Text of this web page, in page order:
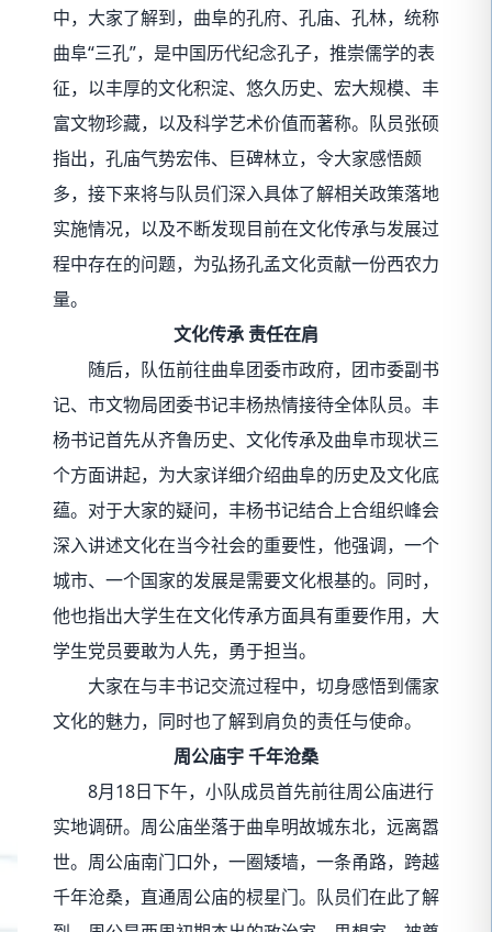
中，大家了解到，曲阜的孔府、孔庙、孔林，统称
曲阜“三孔”，是中国历代纪念孔子，推崇儒学的表
征，以丰厚的文化积淀、悠久历史、宏大规模、丰
富文物珍藏，以及科学艺术价值而著称。队员张硕
指出，孔庙气势宏伟、巨碑林立，令大家感悟颇
多，接下来将与队员们深入具体了解相关政策落地
实施情况，以及不断发现目前在文化传承与发展过
程中存在的问题，为弘扬孔孟文化贡献一份西农力
量。
文化传承 责任在肩
随后，队伍前往曲阜团委市政府，团市委副书
记、市文物局团委书记丰杨热情接待全体队员。丰
杨书记首先从齐鲁历史、文化传承及曲阜市现状三
个方面讲起，为大家详细介绍曲阜的历史及文化底
蕴。对于大家的疑问，丰杨书记结合上合组织峰会
深入讲述文化在当今社会的重要性，他强调，一个
城市、一个国家的发展是需要文化根基的。同时，
他也指出大学生在文化传承方面具有重要作用，大
学生党员要敢为人先，勇于担当。
大家在与丰书记交流过程中，切身感悟到儒家
文化的魅力，同时也了解到肩负的责任与使命。
周公庙宇 千年沧桑
8月18日下午，小队成员首先前往周公庙进行
实地调研。周公庙坐落于曲阜明故城东北，远离嚣
世。周公庙南门口外，一圈矮墙，一条甬路，跨越
千年沧桑，直通周公庙的棂星门。队员们在此了解